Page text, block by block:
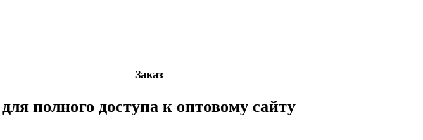
Заказ
для полного доступа к оптовому сайту